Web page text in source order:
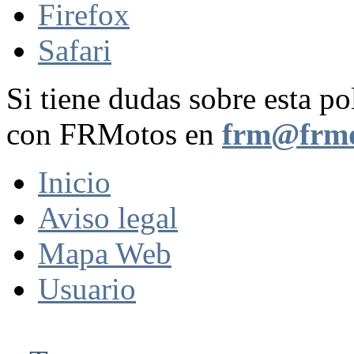
Firefox
Safari
Si tiene dudas sobre esta
con FRMotos en
Inicio
Aviso legal
Mapa Web
Usuario